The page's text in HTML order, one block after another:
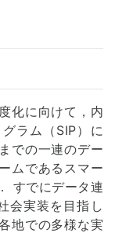
化に向けて，内
ラム（SIP）に
での一連のデー
ムであるスマー
すでにデータ連
会実装を目指し
地での多様な実